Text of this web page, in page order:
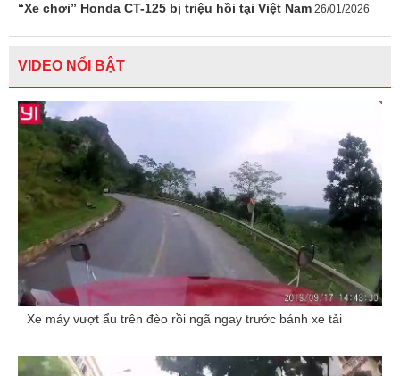
“Xe chơi” Honda CT-125 bị triệu hồi tại Việt Nam 26/01/2026
VIDEO NỔI BẬT
Xe máy vượt ẩu trên đèo rồi ngã ngay trước bánh xe tải